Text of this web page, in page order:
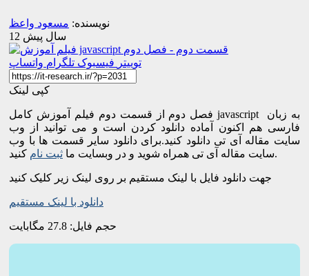
نویسنده: مسعود واعظ
12 سال پیش
توییتر فیسبوک تلگرام واتساپ
کپی لینک
فصل دوم از قسمت دوم فیلم آموزش کامل javascript به زبان
فارسی هم اکنون آماده دانلود کردن است و می توانید از وب
سایت مقاله آی تی دانلود کنید.برای دانلود سایر قسمت ها با وب
سایت مقاله آی تی همراه شوید و در وبسایت ما ثبت نام کنید.
جهت دانلود فایل با لینک مستقیم بر روی لینک زیر کلیک کنید
دانلود با لینک مستقیم
حجم فایل: 27.8 مگابایت